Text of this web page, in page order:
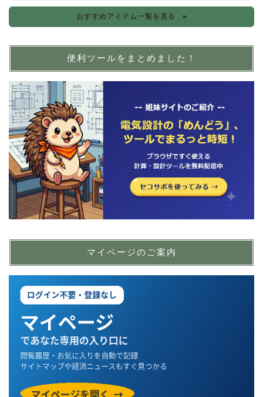
おすすめアイテム一覧を見る ▸
便利ツールをまとめました！
マイページのご案内